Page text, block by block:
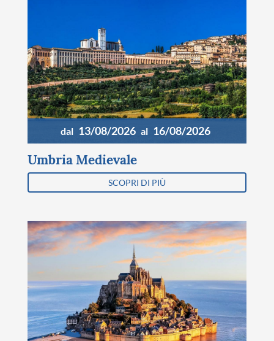
dal 13/08/2026 al 16/08/2026
Umbria Medievale
SCOPRI DI PIÙ